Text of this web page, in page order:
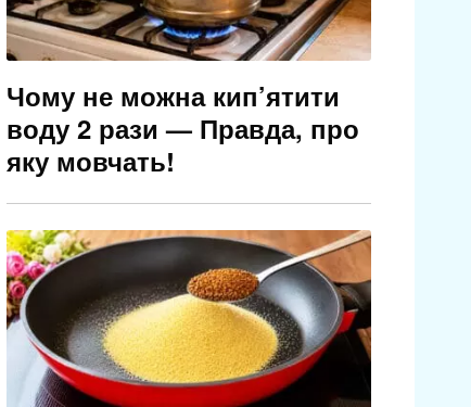
Чому не можна кип’ятити
воду 2 рази — Правда, про
яку мовчать!